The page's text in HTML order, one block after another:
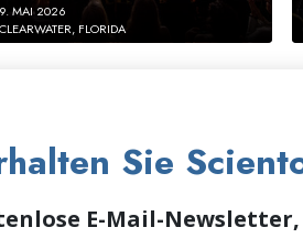
9. MAI 2026
CLEARWATER, FLORIDA
Sie
E-Mail-